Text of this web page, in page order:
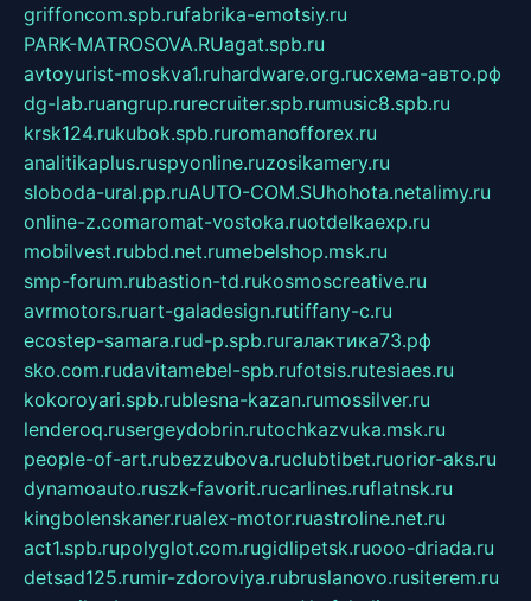
griffoncom.spb.rufabrika-emotsiy.ru
PARK-MATROSOVA.RUagat.spb.ru
avtoyurist-moskva1.ruhardware.org.ruсхема-авто.рф
dg-lab.ruangrup.rurecruiter.spb.rumusic8.spb.ru
krsk124.rukubok.spb.ruromanofforex.ru
analitikaplus.ruspyonline.ruzosikamery.ru
sloboda-ural.pp.ruAUTO-COM.SUhohota.netalimy.ru
online-z.comaromat-vostoka.ruotdelkaexp.ru
mobilvest.rubbd.net.rumebelshop.msk.ru
smp-forum.rubastion-td.rukosmoscreative.ru
avrmotors.ruart-galadesign.rutiffany-c.ru
ecostep-samara.rud-p.spb.ruгалактика73.рф
sko.com.rudavitamebel-spb.rufotsis.rutesiaes.ru
kokoroyari.spb.rublesna-kazan.rumossilver.ru
lenderoq.rusergeydobrin.rutochkazvuka.msk.ru
people-of-art.rubezzubova.ruclubtibet.ruorior-aks.ru
dynamoauto.ruszk-favorit.rucarlines.ruflatnsk.ru
kingbolenskaner.rualex-motor.ruastroline.net.ru
act1.spb.rupolyglot.com.rugidlipetsk.ruooo-driada.ru
detsad125.rumir-zdoroviya.rubruslanovo.rusiterem.ru